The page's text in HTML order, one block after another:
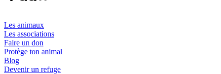
Les animaux
Les associations
Faire un don
Protège ton animal
Blog
Devenir un refuge